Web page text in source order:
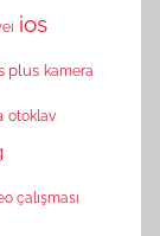
ios
plus kamera
otoklav
çalışması